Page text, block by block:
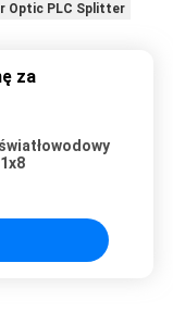
Optic PLC Splitter
za